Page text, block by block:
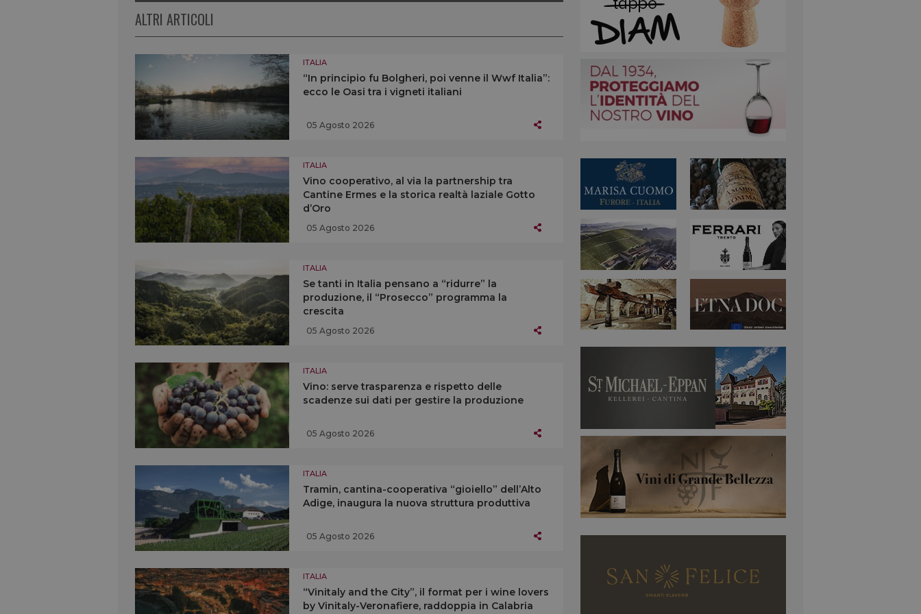
ALTRI ARTICOLI
ITALIA
“In principio fu Bolgheri, poi venne il Wwf Italia”:
ecco le Oasi tra i vigneti italiani
05 Agosto 2026
ITALIA
Vino cooperativo, al via la partnership tra
Cantine Ermes e la storica realtà laziale Gotto
d’Oro
05 Agosto 2026
ITALIA
Se tanti in Italia pensano a “ridurre” la
produzione, il “Prosecco” programma la
crescita
05 Agosto 2026
ITALIA
Vino: serve trasparenza e rispetto delle
scadenze sui dati per gestire la produzione
05 Agosto 2026
ITALIA
Tramin, cantina-cooperativa “gioiello” dell’Alto
Adige, inaugura la nuova struttura produttiva
05 Agosto 2026
ITALIA
“Vinitaly and the City”, il format per i wine lovers
by Vinitaly-Veronafiere, raddoppia in Calabria